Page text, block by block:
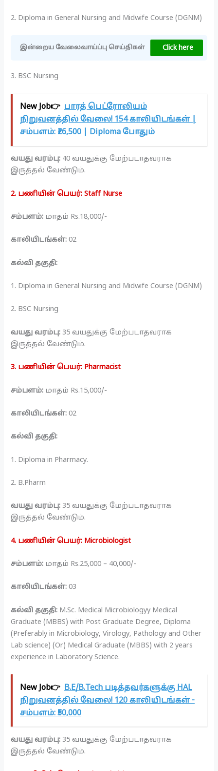
2. Diploma in General Nursing and Midwife Course (DGNM)
இன்றைய வேலைவாய்ப்பு செய்திகள் Click here
3. BSC Nursing
New Job👉 பாரத் பெட்ரோலியம்
நிறுவனத்தில் வேலை! 154 காலியிடங்கள் |
சம்பளம்: ₹26,500 | Diploma போதும்
வயது வரம்பு: 40 வயதுக்கு மேற்படாதவராக
இருத்தல் வேண்டும்.
2. பணியின் பெயர்: Staff Nurse
சம்பளம்: மாதம் Rs.18,000/-
காலியிடங்கள்: 02
கல்வி தகுதி:
1. Diploma in General Nursing and Midwife Course (DGNM)
2. BSC Nursing
வயது வரம்பு: 35 வயதுக்கு மேற்படாதவராக
இருத்தல் வேண்டும்.
3. பணியின் பெயர்: Pharmacist
சம்பளம்: மாதம் Rs.15,000/-
காலியிடங்கள்: 02
கல்வி தகுதி:
1. Diploma in Pharmacy.
2. B.Pharm
வயது வரம்பு: 35 வயதுக்கு மேற்படாதவராக
இருத்தல் வேண்டும்.
4. பணியின் பெயர்: Microbiologist
சம்பளம்: மாதம் Rs.25,000 – 40,000/-
காலியிடங்கள்: 03
கல்வி தகுதி: M.Sc. Medical Microbiologyy Medical
Graduate (MBBS) with Post Graduate Degree, Diploma
(Preferably in Microbiology, Virology, Pathology and Other
Lab science) (Or) Medical Graduate (MBBS) with 2 years
experience in Laboratory Science.
New Job👉 B.E/B.Tech படித்தவர்களுக்கு HAL
நிறுவனத்தில் வேலை! 120 காலியிடங்கள் -
சம்பளம்: ₹50,000
வயது வரம்பு: 35 வயதுக்கு மேற்படாதவராக
இருத்தல் வேண்டும்.